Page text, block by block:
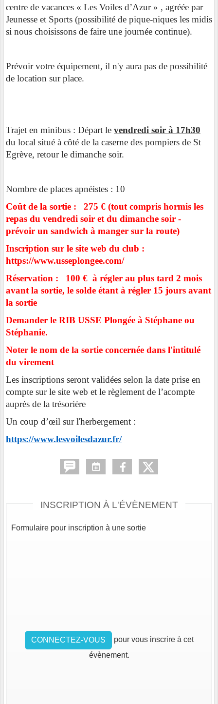
centre de vacances « Les Voiles d’Azur » , agréée par
Jeunesse et Sports (possibilité de pique-niques les midis
si nous choisissons de faire une journée continue).
Prévoir votre équipement, il n'y aura pas de possibilité
de location sur place.
Trajet en minibus : Départ le vendredi soir à 17h30
du local situé à côté de la caserne des pompiers de St
Egrève, retour le dimanche soir.
Nombre de places apnéistes : 10
Coût de la sortie : 275 € (tout compris hormis les
repas du vendredi soir et du dimanche soir -
prévoir un sandwich à manger sur la route)
Inscription sur le site web du club :
https://www.usseplongee.com/
Réservation : 100 € à régler au plus tard 2 mois
avant la sortie, le solde étant à régler 15 jours avant
la sortie
Demander le RIB USSE Plongée à Stéphane ou
Stéphanie.
Noter le nom de la sortie concernée dans l'intitulé
du virement
Les inscriptions seront validées selon la date prise en
compte sur le site web et le règlement de l’acompte
auprès de la trésorière
Un coup d’œil sur l'herbergement :
https://www.lesvoilesdazur.fr/
INSCRIPTION À L'ÉVÈNEMENT
Formulaire pour inscription à une sortie
CONNECTEZ-VOUS
pour vous inscrire à cet
évènement.